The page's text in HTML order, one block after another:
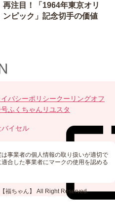
再注目！「1964年東京オリ
ンピック」記念切手の価値
バシーポリシークーリングオフ
ふくちゃんリユスタ
バイセル
事業者の個人情報の取り扱いが適切で
合した事業者にマークの使用を認める
福ちゃん】 All Right Reserved.